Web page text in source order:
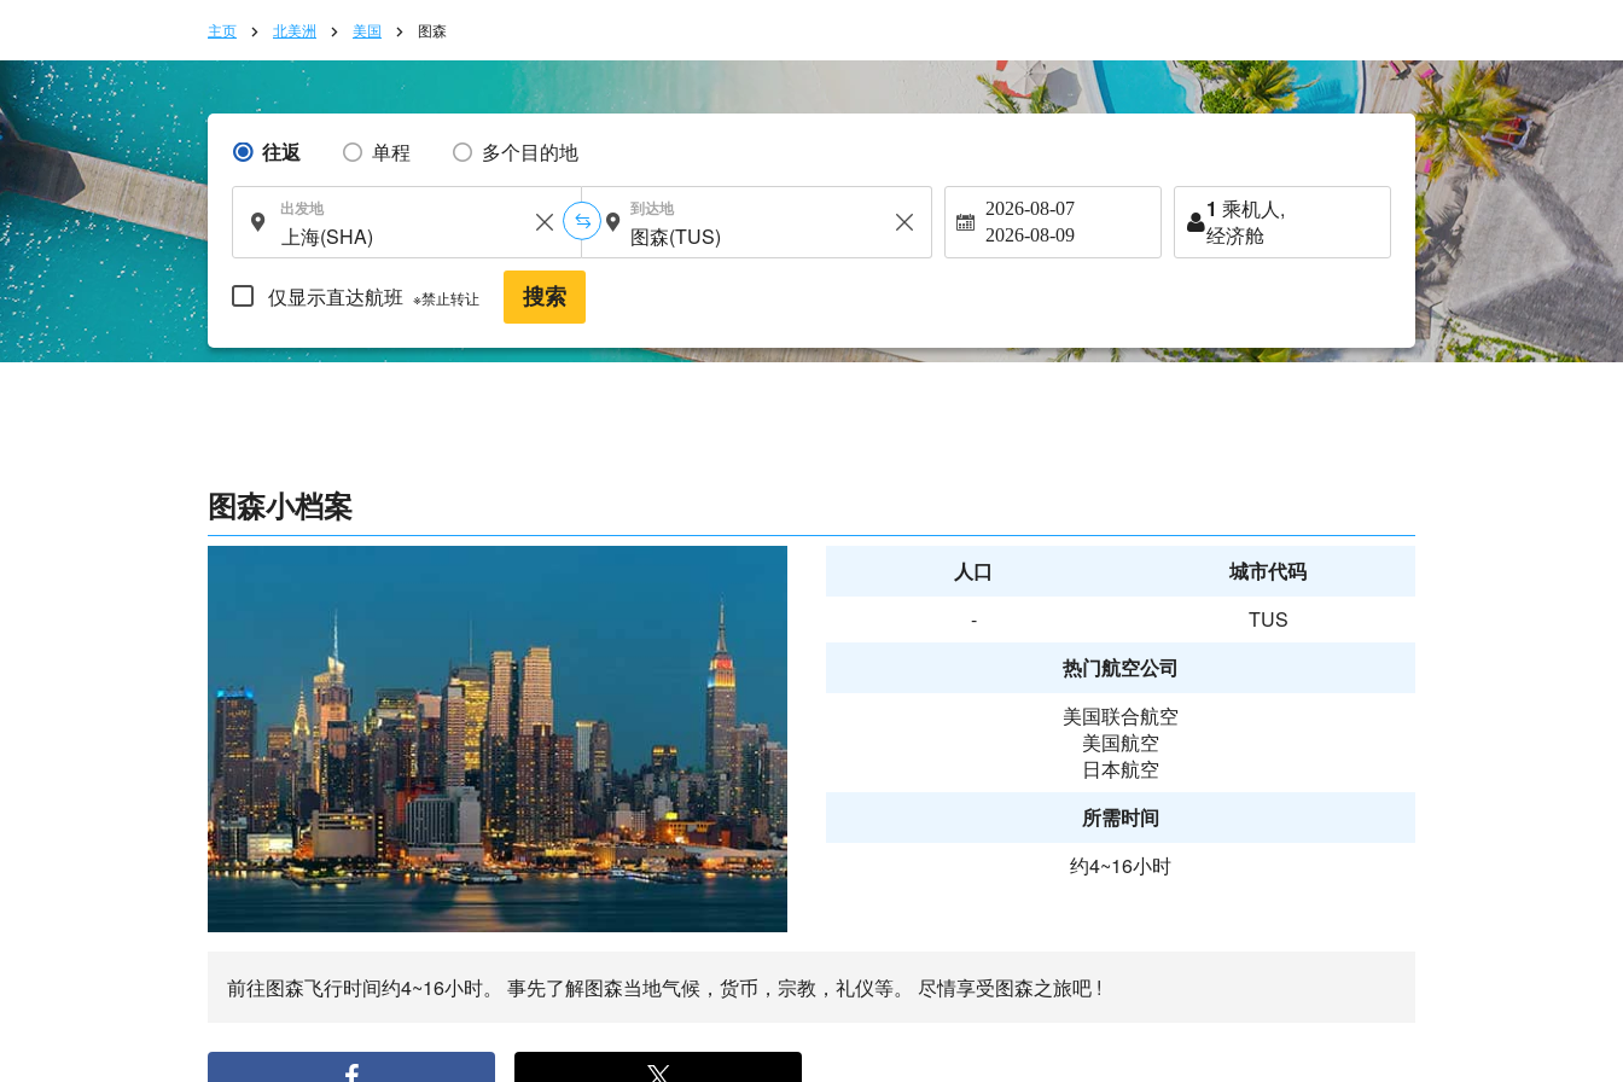
主页 北美洲 美国 图森
往返 单程 多个目的地
出发地 到达地 2026-08-07
2026-08-09
1 乘机人,
经济舱
仅显示直达航班 ※禁止转让 搜索
图森小档案
人口
城市代码
-
TUS
热门航空公司
美国联合航空
美国航空
日本航空
所需时间
约4~16小时
前往图森飞行时间约4~16小时。 事先了解图森当地气候，货币，宗教，礼仪等。 尽情享受图森之旅吧 !